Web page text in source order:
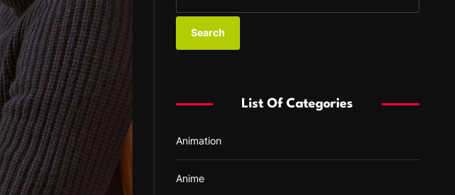
a
:
List Of Categories
Animation
Anime